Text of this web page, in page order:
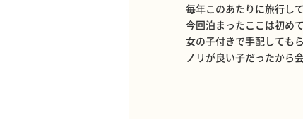
毎年このあたりに旅行し
今回泊まったここは初め
女の子付きで手配しても
ノリが良い子だったから